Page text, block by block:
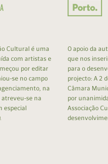
Cultural é uma
com artistas e
por editar
se no campo
na
atreveu-se na
especial
O apoio da
que nos
para o
projecto: A 2
Câmara
por
Associação